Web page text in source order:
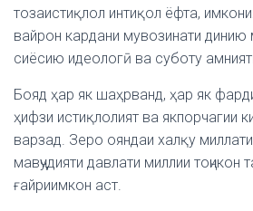
тозаистиқлол интиқол ёфта,
вайрон кардани мувозинати
сиёсию идеологӣ ва суботу
Бояд ҳар як шаҳрванд, ҳар як
ҳифзи истиқлолият ва якпорчагии
варзад. Зеро ояндаи халқу миллати
мавҷудияти давлати миллии тоҷикон
ғайриимкон аст.